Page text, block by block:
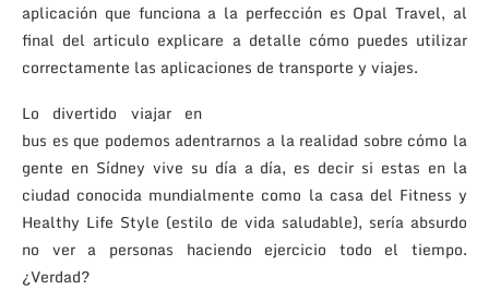
aplicación que funciona a la perfección es Opal Travel, al
final del articulo explicare a detalle cómo puedes utilizar
correctamente las aplicaciones de transporte y viajes.
Lo divertido viajar en
bus es que podemos adentrarnos a la realidad sobre cómo la
gente en Sídney vive su día a día, es decir si estas en la
ciudad conocida mundialmente como la casa del Fitness y
Healthy Life Style (estilo de vida saludable), sería absurdo
no ver a personas haciendo ejercicio todo el tiempo.
¿Verdad?